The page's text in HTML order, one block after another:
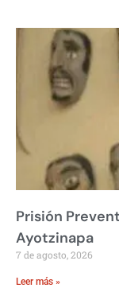
Prisión
Ayotzinapa
7 de agosto, 2026
Leer más »